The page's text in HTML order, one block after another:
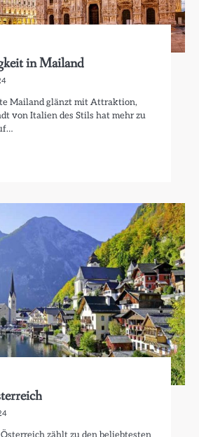
in Mailand
Mailand glänzt mit Attraktion,
von Italien des Stils hat mehr zu